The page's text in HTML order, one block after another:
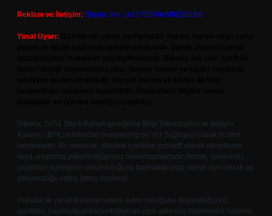
Reklam ve İletişim: Skype: live:.cid.575569c608265c69
Yasal Uyarı:
Sitemiz, 5651 Sayılı Kanun gereğince Bilgi Teknolojileri ve İletişim
Kurumu (BTK) tarafından onaylanmış bir Yer Sağlayıcı olarak hizmet
vermektedir. Bu nedenle, sitedeki içerikleri proaktif olarak denetleme
veya araştırma yükümlülüğümüz bulunmamaktadır. Ancak, üyelerimiz
yazdıkları içeriklerin sorumluluğunu taşımakta olup, siteye üye olarak bu
sorumluluğu kabul etmiş sayılırlar.
Hukuka ve yasal düzenlemelere aykırı olduğunu düşündüğünüz
içerikleri, backlinkpanelicomtr@gmail.com adresine bildirmeniz halinde,